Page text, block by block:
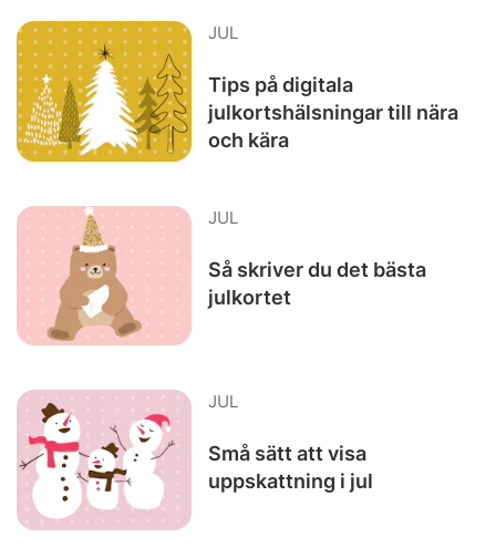
JUL
Tips på digitala
julkortshälsningar till nära
och kära
JUL
Så skriver du det bästa
julkortet
JUL
Små sätt att visa
uppskattning i jul